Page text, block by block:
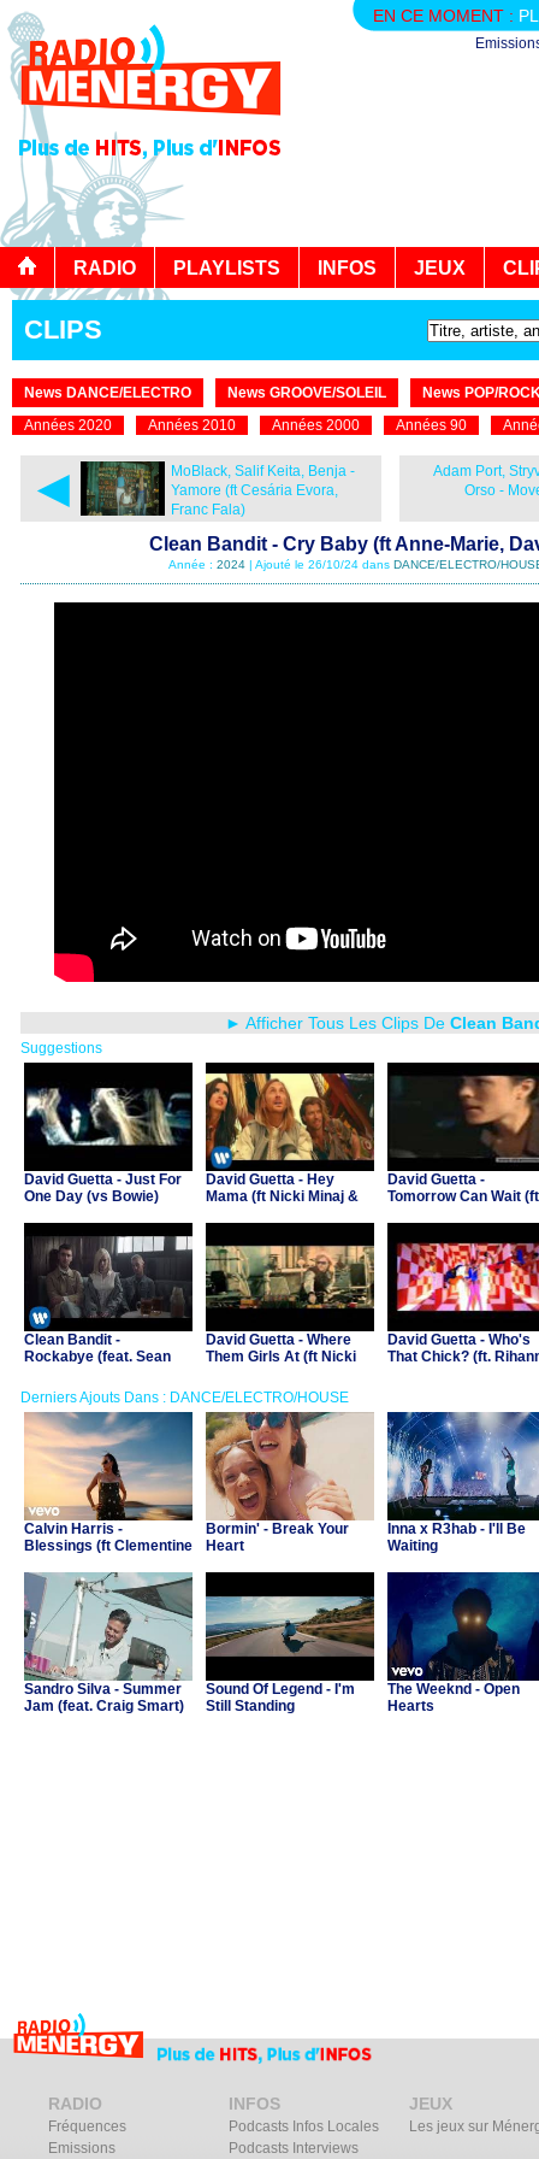
EN CE MOMENT :
RADIO PLAYLISTS INFOS JEUX
CLIPS
News DANCE/ELECTRO News GROOVE/SOLEIL
News POP/
Années 2020
Années 2010 Années 2000 Années 90
◄
MoBlack, Salif Keita, Benja -
Yamore (ft Cesária Evora,
Franc Fala)
Adam Port,
Orso -
Clean Bandit - Cry Baby (ft Anne-Marie,
Année : 2024| Ajouté le 26/10/24 dans DANCE/ELECTRO/
► Afficher Tous Les Clips De Clean
Suggestions
David Guetta - Just For
One Day (vs Bowie)
David Guetta - Hey
Mama (ft Nicki Minaj &
David Guetta -
Tomorrow Can Wait (ft
Clean Bandit -
Rockabye (feat. Sean
David Guetta - Where
Them Girls At (ft Nicki
David Guetta - Who's
That Chick? (ft.
Derniers Ajouts Dans : DANCE/ELECTRO/HOUSE
Calvin Harris -
Blessings (ft Clementine
Bormin' - Break Your
Heart
Inna x R3hab - I'll Be
Waiting
Sandro Silva - Summer
Jam (feat. Craig Smart)
Sound Of Legend - I'm
Still Standing
The Weeknd - Open
Hearts
RADIO
Fréquences
Emissions
INFOS
Podcasts Infos Locales
Podcasts Interviews
JEUX
Les jeux sur